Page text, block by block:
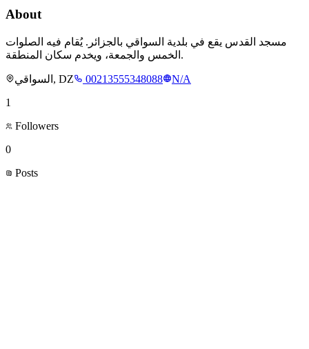
About
مسجد القدس يقع في بلدية السواقي بالجزائر. يُقام فيه الصلوات
الخمس والجمعة، ويخدم سكان المنطقة.
السواقي, DZ 00213555348088
N/A
1
Followers
0
Posts